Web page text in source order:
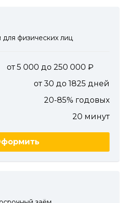
физических лиц
от 5 000 до 250 000
от 30 до 1825 дней
20-85% годовых
20 минут